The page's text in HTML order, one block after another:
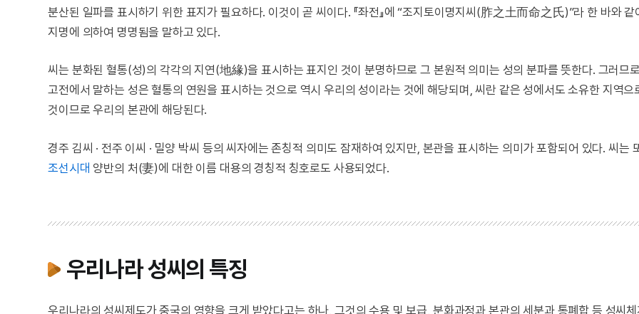
분산된 일파를 표시하기 위한 표지가 필요하다. 이것이 곧 씨이다. 『좌전』에 “조지토이명지씨(胙之土而命之氏)”라 한 바와 같
지명에 의하여 명명됨을 말하고 있다.
씨는 분화된 혈통(성)의 각각의 지연(地緣)을 표시하는 표지인 것이 분명하므로 그 본원적 의미는 성의 분파를 뜻한다. 그러므
고전에서 말하는 성은 혈통의 연원을 표시하는 것으로 역시 우리의 성이라는 것에 해당되며, 씨란 같은 성에서도 소유한 지역으
것이므로 우리의 본관에 해당된다.
경주 김씨 · 전주 이씨 · 밀양 박씨 등의 씨자에는 존칭적 의미도 잠재하여 있지만, 본관을 표시하는 의미가 포함되어 있다. 씨는
조선시대 양반의 처(妻)에 대한 이름 대용의 경칭적 칭호로도 사용되었다.
우리나라 성씨의 특징
우리나라의 성씨제도가 중국의 영향을 크게 받았다고는 하나, 그것의 수용 및 보급, 분화과정과 본관의 세분과 통폐합 등 성씨